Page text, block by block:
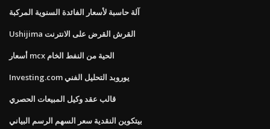
آلة حاسبة لأسعار الفائدة السنوية المركبة
Ushijima القرش القرض على الانترنت
أسعار mcx الحية من النفط الخام
Investing.com يوروبد التحليل الفني
قالب عقد وكيل المبيعات الحصري
بيتكوين النقدية سعر السهم الرسم البياني